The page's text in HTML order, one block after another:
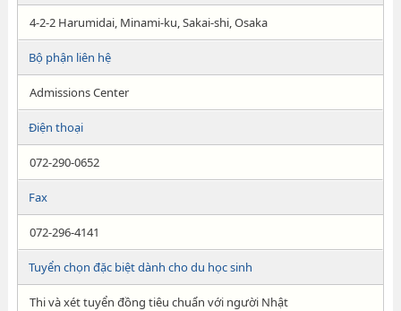
4-2-2 Harumidai, Minami-ku, Sakai-shi, Osaka
Bộ phận liên hệ
Admissions Center
Điện thoại
072-290-0652
Fax
072-296-4141
Tuyển chọn đặc biệt dành cho du học sinh
Thi và xét tuyển đồng tiêu chuẩn với người Nhật